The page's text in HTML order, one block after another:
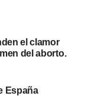
el clamor
del aborto.
España